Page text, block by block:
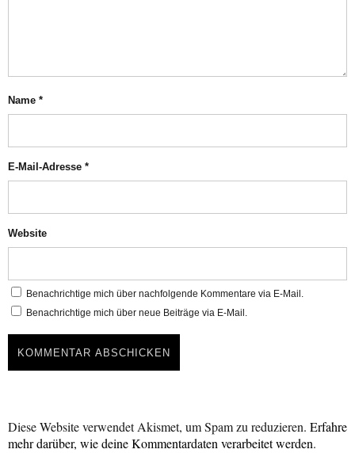
Name *
E-Mail-Adresse *
Website
Benachrichtige mich über nachfolgende Kommentare via E-Mail.
Benachrichtige mich über neue Beiträge via E-Mail.
Diese Website verwendet Akismet, um Spam zu reduzieren. Erfahre
mehr darüber, wie deine Kommentardaten verarbeitet werden.